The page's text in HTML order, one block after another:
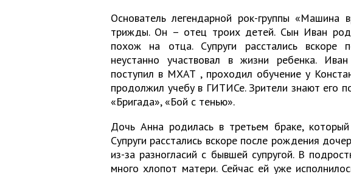
Основатель легендарной рок-группы «Машина
трижды. Он – отец троих детей. Сын Иван
похож на отца. Супруги расстались
неустанно участвовал в жизни ребенка.
поступил в МХАТ , проходил обучение у
продолжил учебу в ГИТИСе. Зрители знают его
«Бригада», «Бой с тенью».
Дочь Анна родилась в третьем браке,
Супруги расстались вскоре после рождения
из-за разногласий с бывшей супругой. В
много хлопот матери. Сейчас ей уже